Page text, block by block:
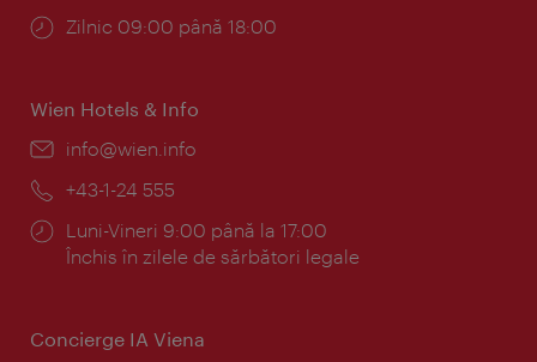
Program:
Zilnic 09:00 până 18:00
Wien Hotels & Info
E-
info@wien.info
Telefon:
+43-1-24 555
Program:
Luni-Vineri 9:00 până la 17:00
Închis în zilele de sărbători legale
Concierge IA Viena